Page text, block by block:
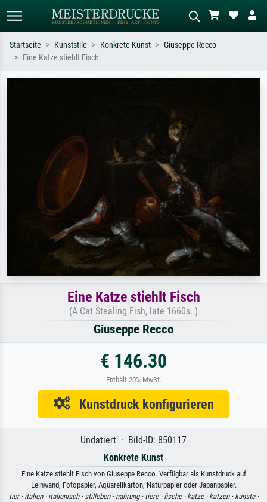
Ölgemälde, Stehender Akt neben einem
Startseite Kunststile Konkrete Kunst
Giuseppe Recco
Eine Katze stiehlt Fisch
Eine Katze stiehlt Fisch
(A Cat Stealing Fish, late 1660s. )
Giuseppe Recco
€ 146.30
Enthält 20% MwSt.
Kunstdruck konfigurieren
Undatiert · Bild-ID: 850117
Konkrete Kunst
Eine Katze stiehlt Fisch von Giuseppe Recco. Verfügbar als Kunstdruck auf
Leinwand, Fotopapier, Aquarellkarton, Naturpapier oder Japanpapier.
tier · italien · italienisch · stilleben · nahrung · tiere · fische · katze · katzen · künste ·